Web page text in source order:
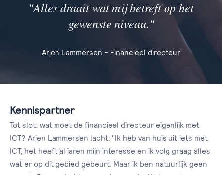
"Alles draait wat mij betreft op het
gewenste niveau."
Arjen Lammersen - Financieel directeur
Kennispartner
Tot slot: wat moet de financieel directeur eigenlijk met
ICT? Arjen Lammersen lacht: "Ik heb van huis uit iets met
ICT, het heeft al jaren mijn interesse en ik volg graag alles
wat er op dit gebied gebeurt. Maar ik ben natuurlijk geen